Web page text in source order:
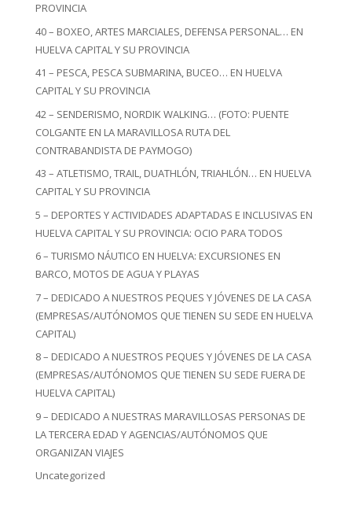
PROVINCIA
40 – BOXEO, ARTES MARCIALES, DEFENSA PERSONAL… EN
HUELVA CAPITAL Y SU PROVINCIA
41 – PESCA, PESCA SUBMARINA, BUCEO… EN HUELVA
CAPITAL Y SU PROVINCIA
42 – SENDERISMO, NORDIK WALKING… (FOTO: PUENTE
COLGANTE EN LA MARAVILLOSA RUTA DEL
CONTRABANDISTA DE PAYMOGO)
43 – ATLETISMO, TRAIL, DUATHLÓN, TRIAHLÓN… EN HUELVA
CAPITAL Y SU PROVINCIA
5 – DEPORTES Y ACTIVIDADES ADAPTADAS E INCLUSIVAS EN
HUELVA CAPITAL Y SU PROVINCIA: OCIO PARA TODOS
6 – TURISMO NÁUTICO EN HUELVA: EXCURSIONES EN
BARCO, MOTOS DE AGUA Y PLAYAS
7 – DEDICADO A NUESTROS PEQUES Y JÓVENES DE LA CASA
(EMPRESAS/AUTÓNOMOS QUE TIENEN SU SEDE EN HUELVA
CAPITAL)
8 – DEDICADO A NUESTROS PEQUES Y JÓVENES DE LA CASA
(EMPRESAS/AUTÓNOMOS QUE TIENEN SU SEDE FUERA DE
HUELVA CAPITAL)
9 – DEDICADO A NUESTRAS MARAVILLOSAS PERSONAS DE
LA TERCERA EDAD Y AGENCIAS/AUTÓNOMOS QUE
ORGANIZAN VIAJES
Uncategorized